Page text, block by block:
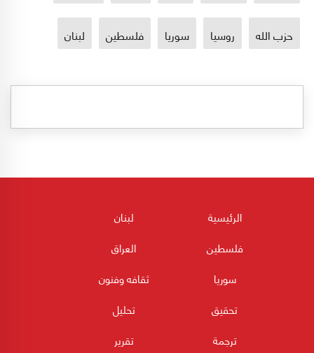
حزب الله روسيا سوريا فلسطين لبنان
الرئيسية
لبنان
فلسطين
العراق
سوريا
ثقافه وفنون
تحقيق
تحليل
ترجمة
تقرير